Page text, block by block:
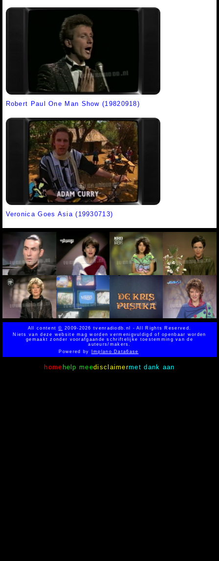
Robert Paul One Man Show (19820918)
Veronica Goes Asia (19930713)
All content© 2009-2026 tvenradiodb.nl - All Rights Reserved.
Niets van deze website mag worden vermenigvuldigd of openbaar worden
gemaakt zonder voorafgaande schriftelijke toestemming van de
auteurs/makers.
Powered byImplano Data6ase
home help meedisclaimermet dank aan